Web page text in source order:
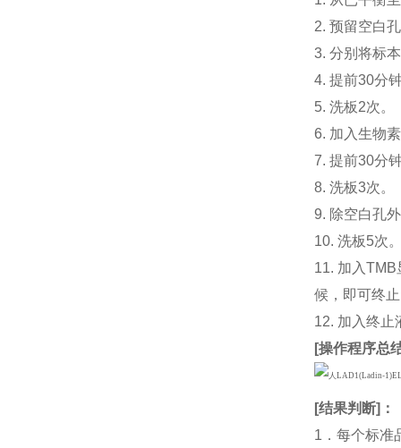
2. 预留空白
3. 分别将标
4. 提前30分
5. 洗板2次。
6. 加入生物
7. 提前30分
8. 洗板3次。
9. 除空白孔
10. 洗板5次
11. 加入
候，即可终
12. 加入终止
[操作程序总
[结果判断]：
1．每个标准